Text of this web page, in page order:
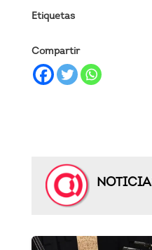
Etiquetas
Compartir